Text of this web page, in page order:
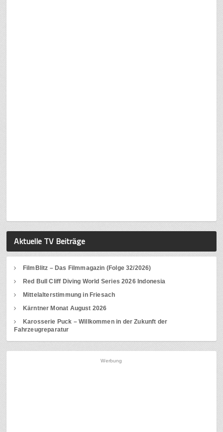
Aktuelle TV Beiträge
FilmBlitz – Das Filmmagazin (Folge 32/2026)
Red Bull Cliff Diving World Series 2026 Indonesia
Mittelalterstimmung in Friesach
Kärntner Monat August 2026
Karosserie Puck – Willkommen in der Zukunft der
Fahrzeugreparatur
Werbung